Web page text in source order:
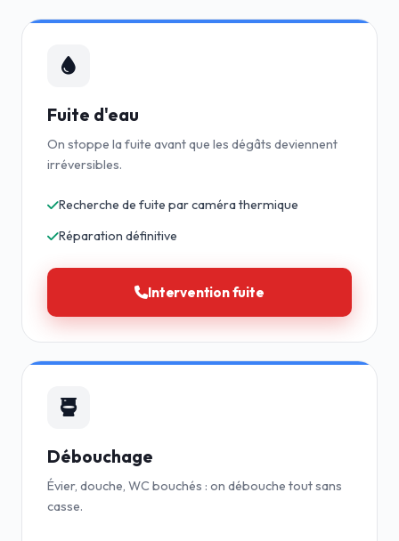
Fuite d'eau
On stoppe la fuite avant que les dégâts deviennent
irréversibles.
Recherche de fuite par caméra thermique
Réparation définitive
Intervention fuite
Débouchage
Évier, douche, WC bouchés : on débouche tout sans
casse.